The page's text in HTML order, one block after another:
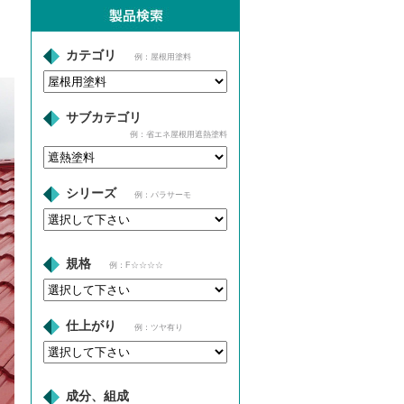
カテゴリ 例：屋根用塗料
サブカテゴリ
例：省エネ屋根用遮熱塗料
シリーズ 例：パラサーモ
規格 例：F☆☆☆☆
仕上がり 例：ツヤ有り
成分、組成